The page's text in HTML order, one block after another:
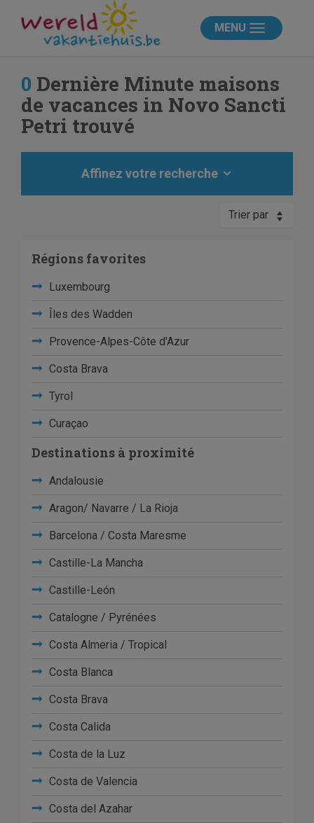
MENU
0 Dernière Minute maisons
de vacances in Novo Sancti
Petri trouvé
Affinez votre recherche
Trier par
Régions favorites
Luxembourg
Îles des Wadden
Provence-Alpes-Côte d'Azur
Costa Brava
Tyrol
Curaçao
Destinations à proximité
Andalousie
Aragon/ Navarre / La Rioja
Barcelona / Costa Maresme
Castille-La Mancha
Castille-León
Catalogne / Pyrénées
Costa Almeria / Tropical
Costa Blanca
Costa Brava
Costa Calida
Costa de la Luz
Costa de Valencia
Costa del Azahar